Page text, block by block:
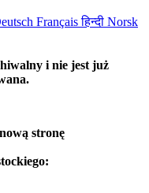
Françaisहिन्दी Norsk
i nie jest już
stronę